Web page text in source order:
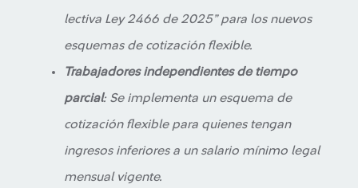
lectiva Ley 2466 de 2025” para los nuevos
esquemas de cotización flexible.
Trabajadores independientes de tiempo
parcial: Se implementa un esquema de
cotización flexible para quienes tengan
ingresos inferiores a un salario mínimo legal
mensual vigente.